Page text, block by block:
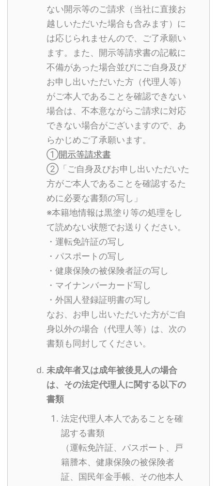
ない開示等のご請求（当社に直接お
越しいただいた場合も含みます）に
は応じられませんので、ご了承願い
ます。また、開示等請求書の記載に
不備があった場合並びにご自身及び
お申し出いただいた方（代理人等）
がご本人であることを確認できない
場合は、不本意ながらご請求に対応
できない場合がございますので、あ
らかじめご了承願います。
①開示等請求書
②「ご自身及びお申し出いただいた
方がご本人であることを確認するた
めに必要な書類の写し」
※本籍地情報は黒塗り等の処理をし
て読めない状態でお送りください。
・運転免許証の写し
・パスポートの写し
・健康保険の被保険者証の写し
・マイナンバーカード写し
・外国人登録証明書の写し
なお、お申し出いただいた方がご自
身以外の場合（代理人等）は、次の
書類も同封してください。
未成年者又は成年被後見人の場合
は、その法定代理人に関する以下の
書類
法定代理人本人であることを確
認する書類
（運転免許証、パスポート、戸
籍謄本、健康保険の被保険者
証、国民年金手帳、その他本人